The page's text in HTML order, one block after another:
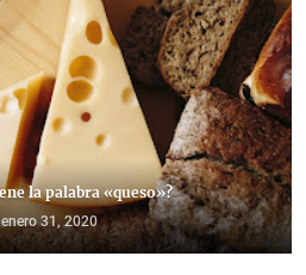
la palabra «queso»?
enero 31, 2020